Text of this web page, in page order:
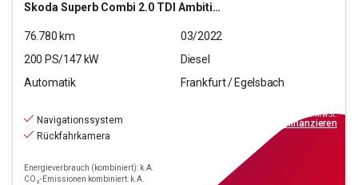
SkodaSuperb Combi 2.0 TDI Ambition (EURO 6d)
76.780 km
03/2022
200 PS/147 kW
Diesel
Automatik
Frankfurt / Egelsbach
Navigationssystem
Rückfahrkamera
Energieverbrauch (kombiniert): k.A.
CO₂-Emissionen kombiniert: k.A.
inkl.MwSt.
finanzieren